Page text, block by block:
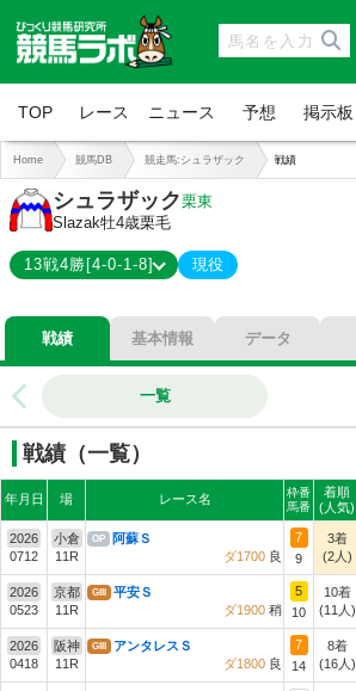
TOP レース ニュース 予想 掲示板
Home 競馬DB 競走馬:シュラザック 戦績
シュラザック栗東
Slazak牡4歳栗毛
13戦4勝[4-0-1-8]
現役
総合成績
複勝
戦績 基本情報 データ
一覧
戦績（一覧）
年月日 場 レース名
枠番
馬番
着順
(人気)
2026
0712
小倉
11R
OP
阿蘇Ｓ
ダ1700 良
7
9
3着
(2人)
2026
0523
京都
11R
GIII
平安Ｓ
ダ1900 稍
5
10
10着
(11人)
2026
0418
阪神
11R
GIII
アンタレスＳ
ダ1800 良
7
14
8着
(16人)